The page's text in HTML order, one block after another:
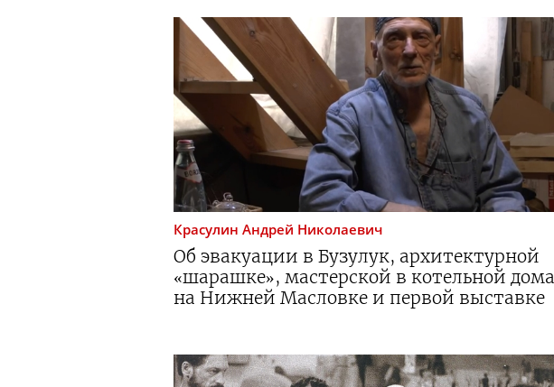
Красулин Андрей Николаевич
Об эвакуации в Бузулук, архитектурной
«шарашке», мастерской в котельной дома
на Нижней Масловке и первой выставке